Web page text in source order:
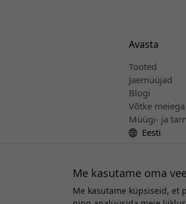
Avasta
Tooted
Jaemüüjad
Blogi
Võtke
Müügi- ja
Eesti
Me kasutame oma
Me kasutame küpsiseid, et